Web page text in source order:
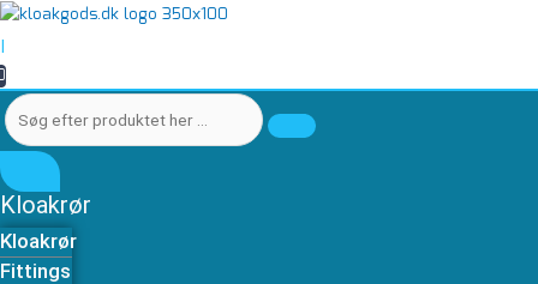
Gå
til
indholdet
|
Søg
produktet
her
…
Kloakrør
Kloakrør
Fittings
Søg
produktet
her
…
Rør
500mm
antal